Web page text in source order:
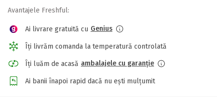
Avantajele Freshful:
Ai livrare gratuită cu Genius
Îți livrăm comanda la temperatură controlată
Îți luăm de acasă ambalajele cu garanție
Ai banii înapoi rapid dacă nu ești mulțumit